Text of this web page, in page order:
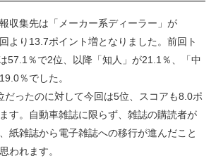
収集先は「メーカー系ディーラー」が
より13.7ポイント増となりました。前回ト
57.1％で2位、以降「知人」が21.1％、「中
％でした。
ったのに対して今回は5位、スコアも8.0ポ
す。自動車雑誌に限らず、雑誌の購読者が
紙雑誌から電子雑誌への移行が進んだこと
われます。